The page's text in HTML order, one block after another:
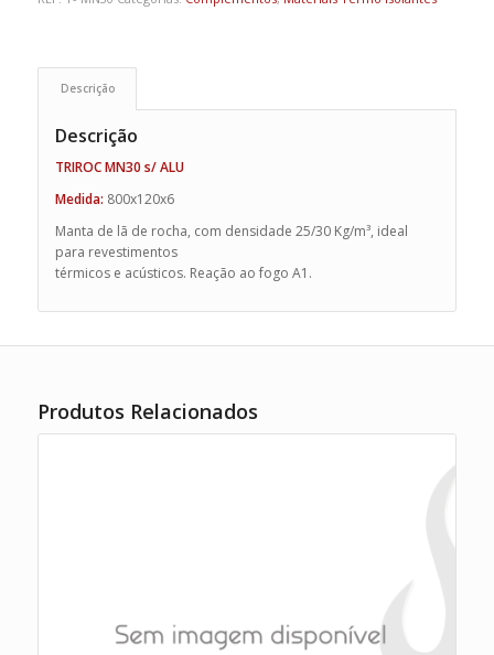
Descrição
Descrição
TRIROC MN30 s/ ALU
Medida: 800x120x6
Manta de lã de rocha, com densidade 25/30 Kg/m³, ideal
para revestimentos
térmicos e acústicos. Reação ao fogo A1.
Produtos Relacionados